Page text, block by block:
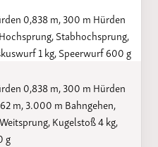
0,838 m, 300 m Hürden
Stabhochsprung,
1 kg, Speerwurf 600 g
0,838 m, 300 m Hürden
m, 3.000 m Bahngehen,
Kugelstoß 4 kg,
g